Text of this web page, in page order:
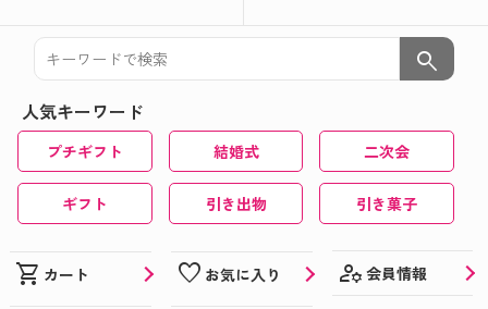
search
人気キーワード
プチギフト 結婚式 二次会
ギフト 引き出物 引き菓子
shopping_cart カート favorite お気に入り manage_accounts 会員情報